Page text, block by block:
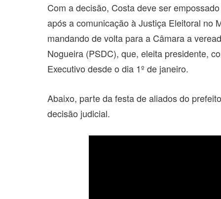
Com a decisão, Costa deve ser
após a comunicação à Justiça Eleitoral no
mandando de volta para a Câmara a
Nogueira (PSDC), que, eleita presidente,
Executivo desde o dia 1º de janeiro.
Abaixo, parte da festa de aliados do
decisão judicial.